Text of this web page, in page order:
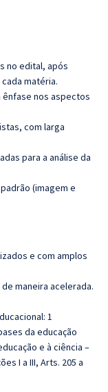
no edital, após
matéria.
nos aspectos
com larga
para a análise da
(imagem e
e com amplos
maneira acelerada.
1
da educação
e à ciência –
I a III, Arts. 205 a